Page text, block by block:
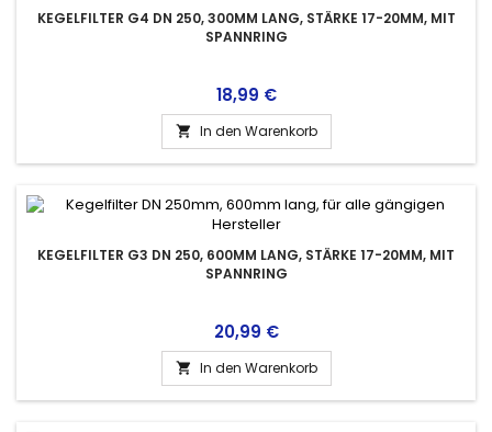
KEGELFILTER G4 DN 250, 300MM LANG, STÄRKE 17-20MM, MIT
SPANNRING
Preis
18,99 €
 In den Warenkorb
KEGELFILTER G3 DN 250, 600MM LANG, STÄRKE 17-20MM, MIT
SPANNRING
Preis
20,99 €
 In den Warenkorb